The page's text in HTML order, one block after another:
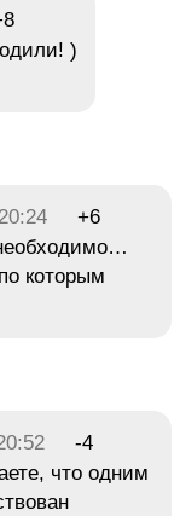
)
+6
которым
-4
что одним